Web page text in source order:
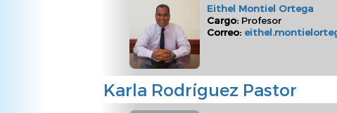
Eithel Montiel Ortega
Cargo: Profesor
Correo:
Karla Rodríguez Pastor